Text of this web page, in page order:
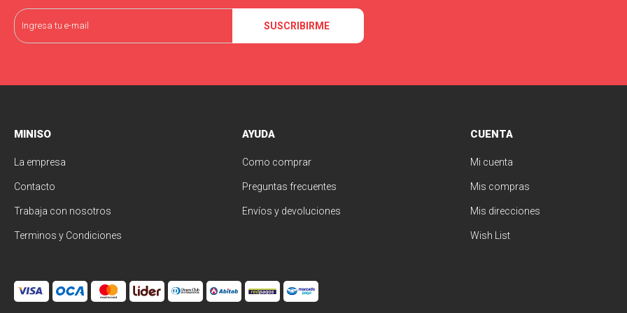
SUSCRIBIRME
MINISO
La empresa
Contacto
Trabaja con nosotros
Terminos y Condiciones
AYUDA
Como comprar
Preguntas frecuentes
Envíos y devoluciones
CUENTA
Mi cuenta
Mis compras
Mis direcciones
Wish List